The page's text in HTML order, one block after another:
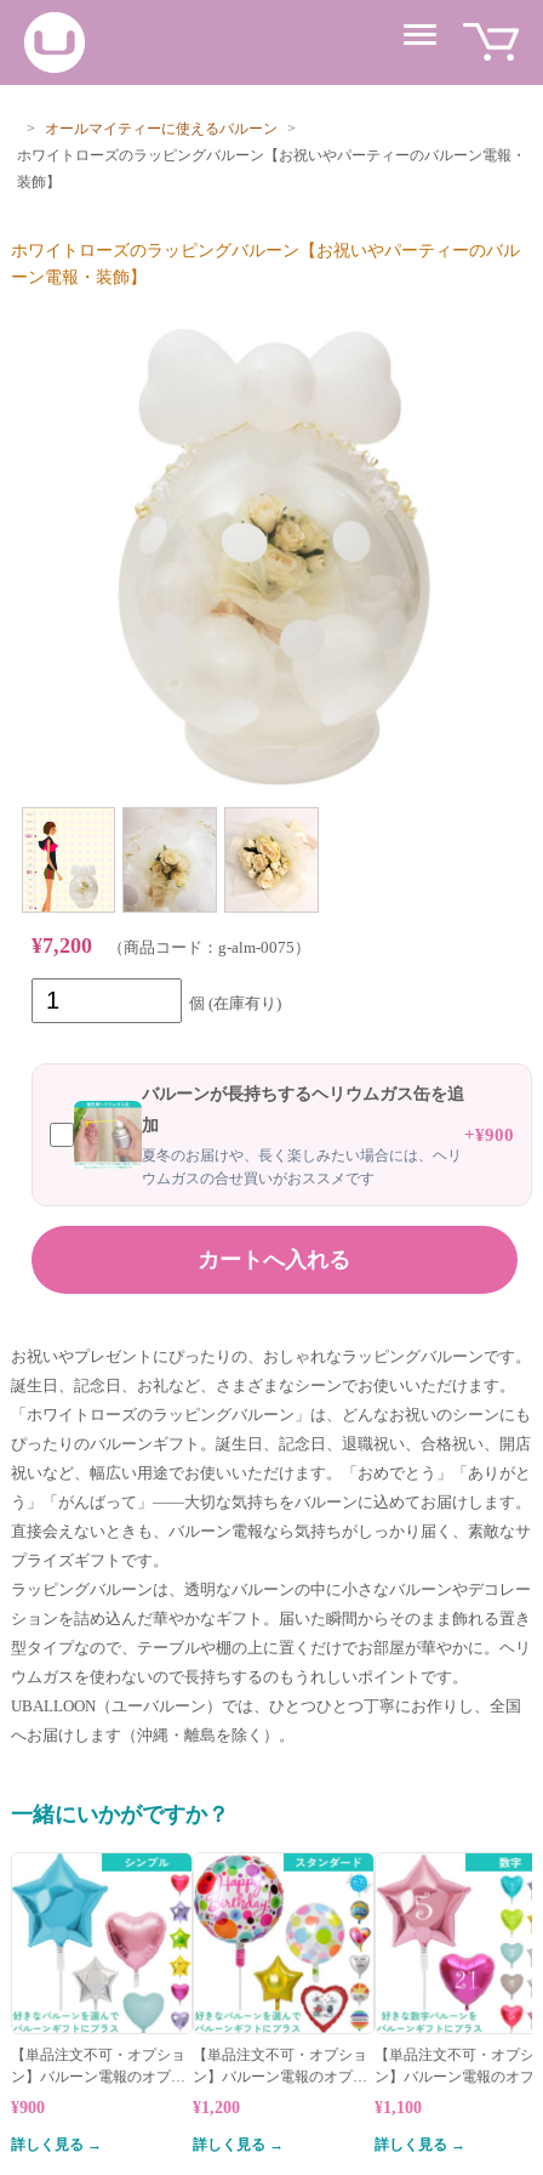
> オールマイティーに使えるバルーン
>
ホワイトローズのラッピングバルーン【お祝いやパーティーのバルーン電報・
装飾】
ホワイトローズのラッピングバルーン【お祝いやパーティーのバル
ーン電報・装飾】
¥7,200（商品コード：g-alm-0075）
個 (在庫有り)
バルーンが長持ちするヘリウムガス缶を追
加
夏冬のお届けや、長く楽しみたい場合には、ヘリ
ウムガスの合せ買いがおススメです
+¥900
お祝いやプレゼントにぴったりの、おしゃれなラッピングバルーンです。
誕生日、記念日、お礼など、さまざまなシーンでお使いいただけます。
「ホワイトローズのラッピングバルーン」は、どんなお祝いのシーンにも
ぴったりのバルーンギフト。誕生日、記念日、退職祝い、合格祝い、開店
祝いなど、幅広い用途でお使いいただけます。「おめでとう」「ありがと
う」「がんばって」——大切な気持ちをバルーンに込めてお届けします。
直接会えないときも、バルーン電報なら気持ちがしっかり届く、素敵なサ
プライズギフトです。
ラッピングバルーンは、透明なバルーンの中に小さなバルーンやデコレー
ションを詰め込んだ華やかなギフト。届いた瞬間からそのまま飾れる置き
型タイプなので、テーブルや棚の上に置くだけでお部屋が華やかに。ヘリ
ウムガスを使わないので長持ちするのもうれしいポイントです。
UBALLOON（ユーバルーン）では、ひとつひとつ丁寧にお作りし、全国
へお届けします（沖縄・離島を除く）。
一緒にいかがですか？
【単品注文不可・オプショ
ン】バルーン電報のオプシ
ョン★シンプルバルーン
¥900
詳しく見る →
【単品注文不可・オプショ
ン】バルーン電報のオプシ
ョン★スタンダードバルー
¥1,200
詳しく見る →
【単品注文不可・オプシ
ン】バルーン電報のオプ
ョン★数字バルーン
¥1,100
詳しく見る →